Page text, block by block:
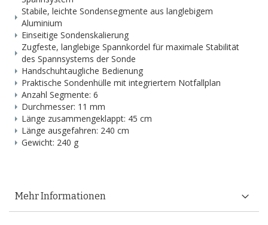
Stabile, leichte Sondensegmente aus langlebigem
Aluminium
Einseitige Sondenskalierung
Zugfeste, langlebige Spannkordel für maximale Stabilität
des Spannsystems der Sonde
Handschuhtaugliche Bedienung
Praktische Sondenhülle mit integriertem Notfallplan
Anzahl Segmente: 6
Durchmesser: 11 mm
Länge zusammengeklappt: 45 cm
Länge ausgefahren: 240 cm
Gewicht: 240 g
Mehr Informationen